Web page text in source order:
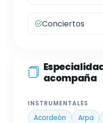
Conciertos
acompaña
INSTRUMENTALES
Acordeón Arpa